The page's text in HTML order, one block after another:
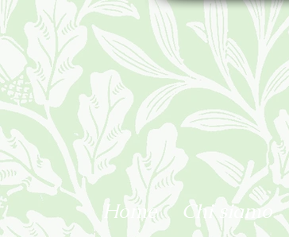
Home Chi siamo